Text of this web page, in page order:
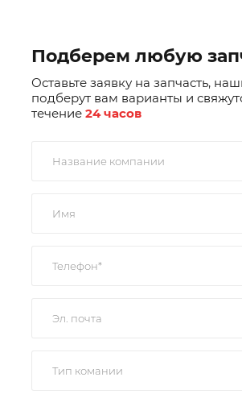
Подберем любую
Оставьте заявку на запчасть,
подберут вам варианты и
течение 24 часов